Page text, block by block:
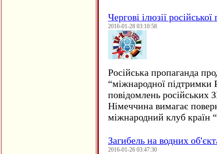
Чергові ілюзії
2016-01-28 03:10:58
Російська пропаганда
“міжнародної підтримки
повідомлень російських
Німеччина вимагає
міжнародний клуб країн
Загибель на водних
2016-01-26 03:47:30